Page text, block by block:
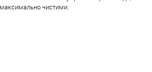
чистими.